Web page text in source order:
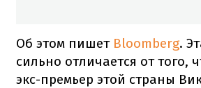
Об этом пишет Bloomberg.
сильно отличается от того,
экс-премьер этой страны